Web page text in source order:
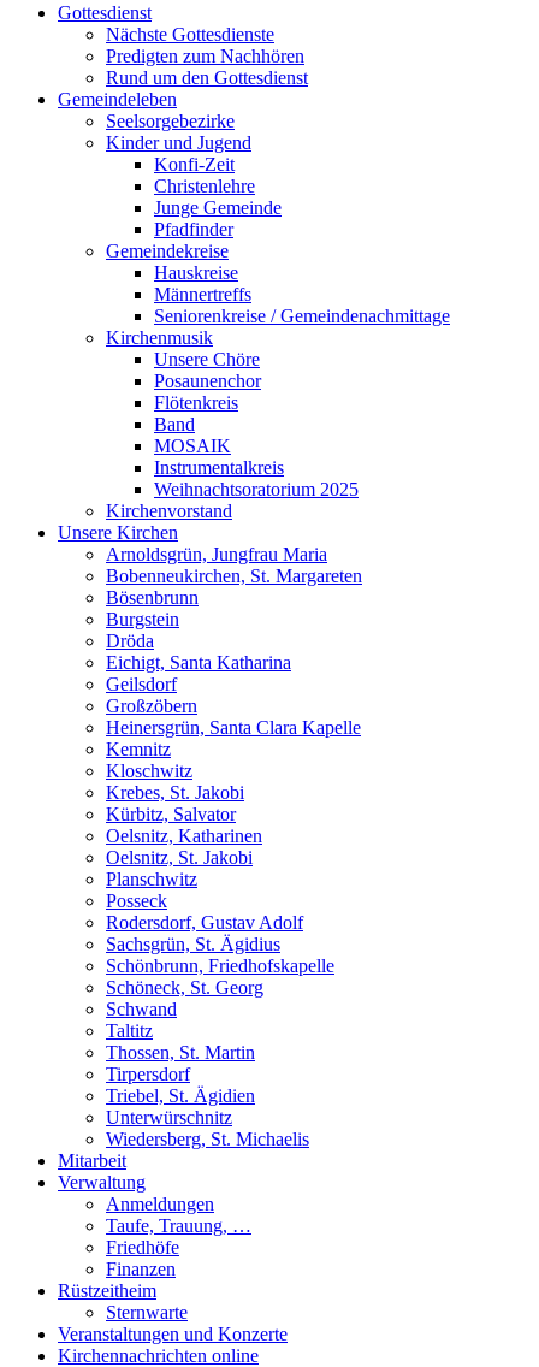
Gottesdienst
Nächste Gottesdienste
Predigten zum Nachhören
Rund um den Gottesdienst
Gemeindeleben
Seelsorgebezirke
Kinder und Jugend
Konfi-Zeit
Christenlehre
Junge Gemeinde
Pfadfinder
Gemeindekreise
Hauskreise
Männertreffs
Seniorenkreise / Gemeindenachmittage
Kirchenmusik
Unsere Chöre
Posaunenchor
Flötenkreis
Band
MOSAIK
Instrumentalkreis
Weihnachtsoratorium 2025
Kirchenvorstand
Unsere Kirchen
Arnoldsgrün, Jungfrau Maria
Bobenneukirchen, St. Margareten
Bösenbrunn
Burgstein
Dröda
Eichigt, Santa Katharina
Geilsdorf
Großzöbern
Heinersgrün, Santa Clara Kapelle
Kemnitz
Kloschwitz
Krebes, St. Jakobi
Kürbitz, Salvator
Oelsnitz, Katharinen
Oelsnitz, St. Jakobi
Planschwitz
Posseck
Rodersdorf, Gustav Adolf
Sachsgrün, St. Ägidius
Schönbrunn, Friedhofskapelle
Schöneck, St. Georg
Schwand
Taltitz
Thossen, St. Martin
Tirpersdorf
Triebel, St. Ägidien
Unterwürschnitz
Wiedersberg, St. Michaelis
Mitarbeit
Verwaltung
Anmeldungen
Taufe, Trauung, …
Friedhöfe
Finanzen
Rüstzeitheim
Sternwarte
Veranstaltungen und Konzerte
Kirchennachrichten online